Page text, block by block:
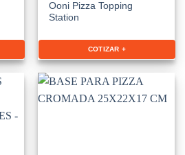
Ooni Pizza Topping
Station
COTIZAR +